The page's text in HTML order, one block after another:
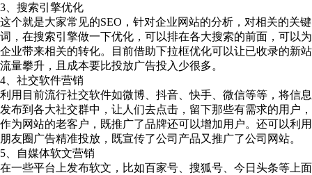
3、搜索引擎优化
这个就是大家常见的SEO，针对企业网站的分析，对相关的关键
词，在搜索引擎做一下优化，可以排在各大搜索的前面，可以为
企业带来相关的转化。目前借助下拉框优化可以让已收录的新站
流量攀升，且成本要比投放广告投入少很多。
4、社交软件营销
利用目前流行社交软件如微博、抖音、快手、微信等等，将信息
发布到各大社交群中，让人们去点击，留下那些有需求的用户，
作为网站的老客户，既推广了品牌还可以增加用户。还可以利用
朋友圈广告精准投放，既宣传了公司产品又推广了公司网站。
5、自媒体软文营销
在一些平台上发布软文，比如百家号、搜狐号、今日头条等上面